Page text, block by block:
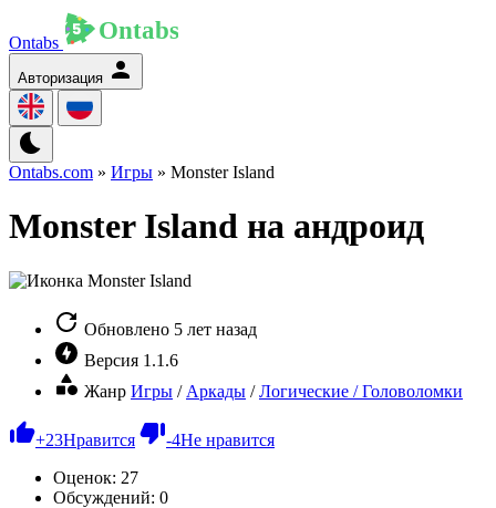
Ontabs
Авторизация
Ontabs.com » Игры » Monster Island
Monster Island на андроид
Обновлено 5 лет назад
Версия 1.1.6
Жанр Игры / Аркады /Логические / Головоломки
+23Нравится -4Не нравится
Оценок: 27
Обсуждений: 0